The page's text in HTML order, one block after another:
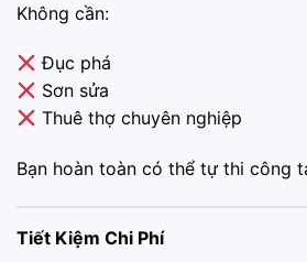
Không cần:
Đục phá
Sơn sửa
Thuê thợ chuyên nghiệp
Bạn hoàn toàn có thể tự thi công
Tiết Kiệm Chi Phí